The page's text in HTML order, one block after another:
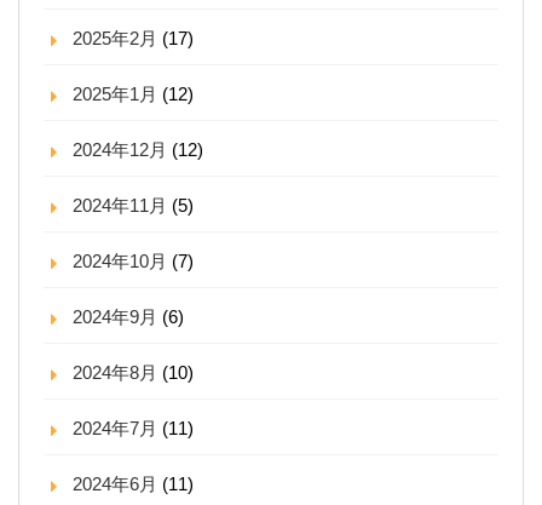
2025年2月 (17)
2025年1月 (12)
2024年12月 (12)
2024年11月 (5)
2024年10月 (7)
2024年9月 (6)
2024年8月 (10)
2024年7月 (11)
2024年6月 (11)